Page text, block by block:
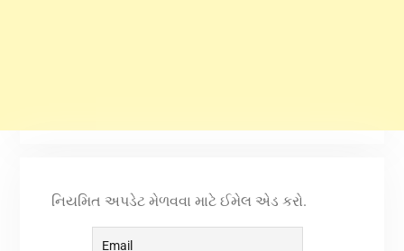
નિયમિત અપડેટ મેળવવા માટે ઈમેલ એડ કરો.